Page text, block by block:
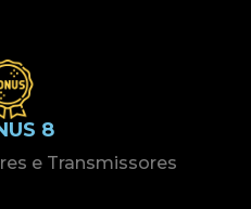
8
e Transmissores